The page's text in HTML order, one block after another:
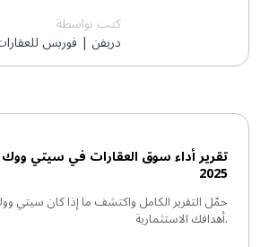
كتب بواسطة
دريفن | فوربس
تقرير أداء سوق العقارات في سيتي
2025
حمّل التقرير الكامل واكتشف ما إذا كان سيتي
أهدافك الاستثمارية.